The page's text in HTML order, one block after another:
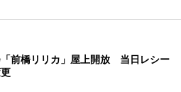
前橋リリカ」屋上開放 当日レシー